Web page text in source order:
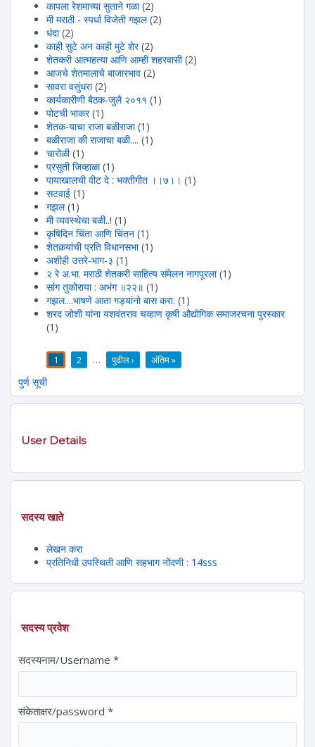
कापला रेशमाच्या सुताने गळा (2)
मी मराठी - स्पर्धा विजेती गझल (2)
धंदा (2)
काही सुटे अन काही मुटे शेर (2)
शेतकरी आत्महत्या आणि आम्ही शहरवासी (2)
आजचे शेतमालाचे बाजारभाव (2)
सावरा वसुंधरा(2)
कार्यकारीणी बैठक-जुलै २०११ (1)
पोटची भाकर (1)
शेतक-याचा राजा बळीराजा (1)
बळीराजा की राजाचा बळी.... (1)
चारोळी (1)
प्रसुती जिव्हाळा (1)
पायाखालची वीट दे : भक्तीगीत ।।७।। (1)
सटवाई (1)
गझल (1)
मी व्यवस्थेचा बळी..! (1)
कृषिदिन चिंता आणि चिंतन (1)
शेतकर्‍यांची प्रति विधानसभा (1)
अशीही उत्तरे-भाग-३ (1)
२ रे अ.भा. मराठी शेतकरी साहित्य संमेलन नागपूरला (1)
सांग तुकोराया : अभंग ॥२२॥ (1)
गझल....भाषणे आता गड्यांनो बास करा. (1)
शरद जोशी यांना यशवंतराव चव्हाण कृषी औद्योगिक समाजरचना पुरस्कार
(1)
1 2 … पुढील › अंतिम »
पुर्ण सूची
User Details
सदस्य खाते
लेखन करा
प्रतिनिधी उपस्थिती आणि सहभाग नोंदणी : 14sss
सदस्य प्रवेश
सदस्यनाम/Username *
संकेताक्षर/password *